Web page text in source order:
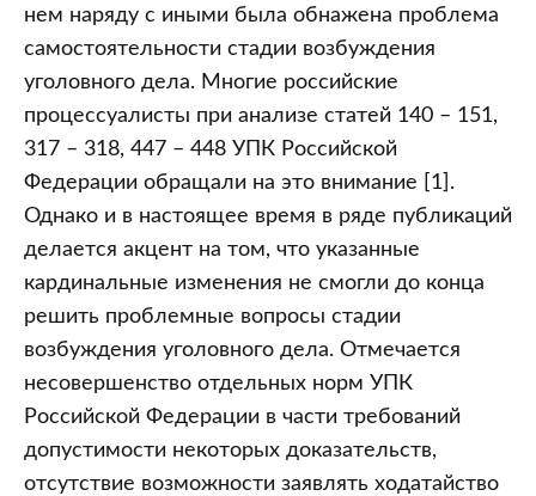
нем наряду с иными была обнажена проблема
самостоятельности стадии возбуждения
уголовного дела. Многие российские
процессуалисты при анализе статей 140 – 151,
317 – 318, 447 – 448 УПК Российской
Федерации обращали на это внимание [1].
Однако и в настоящее время в ряде публикаций
делается акцент на том, что указанные
кардинальные изменения не смогли до конца
решить проблемные вопросы стадии
возбуждения уголовного дела. Отмечается
несовершенство отдельных норм УПК
Российской Федерации в части требований
допустимости некоторых доказательств,
отсутствие возможности заявлять ходатайство